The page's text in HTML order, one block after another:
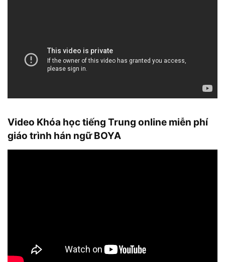
Video Khóa học tiếng Trung online miễn phí
giáo trình hán ngữ BOYA